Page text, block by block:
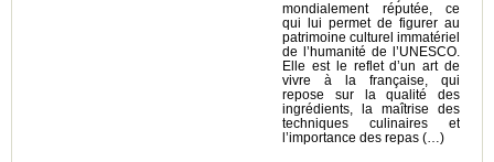
mondialement réputée, ce
qui lui permet de figurer au
patrimoine culturel immatériel
de l’humanité de l’UNESCO.
Elle est le reflet d’un art de
vivre à la française, qui
repose sur la qualité des
ingrédients, la maîtrise des
techniques culinaires et
l’importance des repas (…)